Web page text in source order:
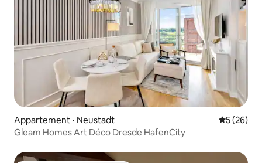
Appartement ⋅ Neustadt
5 (26)
Gleam Homes Art Déco Dresde HafenCity